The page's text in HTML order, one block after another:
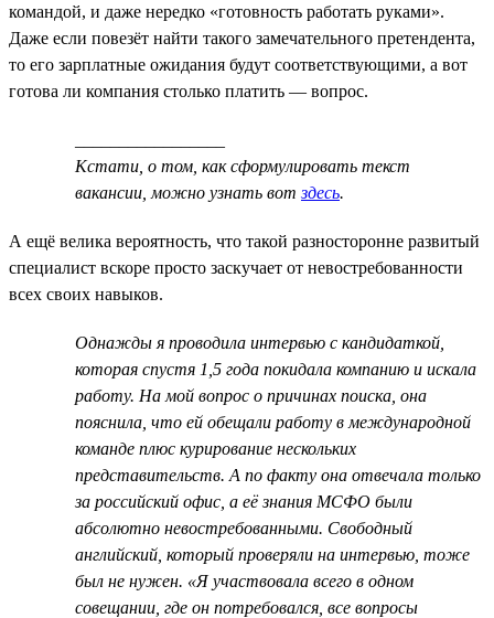
командой, и даже нередко «готовность работать руками».
Даже если повезёт найти такого замечательного претендента,
то его зарплатные ожидания будут соответствующими, а вот
готова ли компания столько платить — вопрос.
Кстати, о том, как сформулировать текст
вакансии, можно узнать вотздесь.
А ещё велика вероятность, что такой разносторонне развитый
специалист вскоре просто заскучает от невостребованности
всех своих навыков.
Однажды я проводила интервью с кандидаткой,
которая спустя 1,5 года покидала компанию и искала
работу. На мой вопрос о причинах поиска, она
пояснила, что ей обещали работу в международной
команде плюс курирование нескольких
представительств. А по факту она отвечала только
за российский офис, а её знания МСФО были
абсолютно невостребованными. Свободный
английский, который проверяли на интервью, тоже
был не нужен. «Я участвовала всего в одном
совещании, где он потребовался, все вопросы